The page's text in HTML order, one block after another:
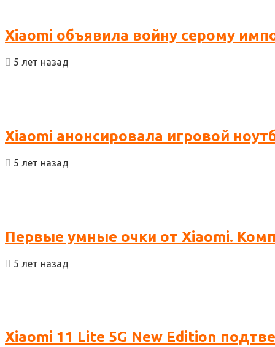
Xiaomi объявила войну серому
5 лет назад
Xiaomi анонсировала игровой
5 лет назад
Первые умные очки от Xiaomi.
5 лет назад
Xiaomi 11 Lite 5G New Edition